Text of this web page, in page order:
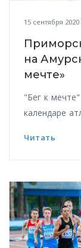
15 сентября 2020
на
мечте»
"Бег к
календаре
Читать